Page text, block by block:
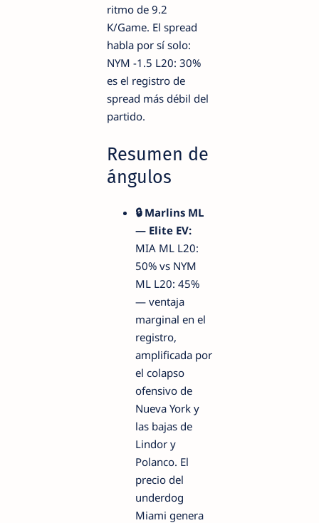
ritmo de 9.2
K/Game. El spread
habla por sí solo:
NYM -1.5 L20: 30%
es el registro de
spread más débil del
partido.
Resumen de
ángulos
🔒 Marlins ML
— Elite EV:
MIA ML L20:
50% vs NYM
ML L20: 45%
— ventaja
marginal en el
registro,
amplificada por
el colapso
ofensivo de
Nueva York y
las bajas de
Lindor y
Polanco. El
precio del
underdog
Miami genera